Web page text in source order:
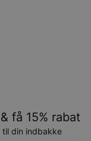
få 15% rabat
til din indbakke